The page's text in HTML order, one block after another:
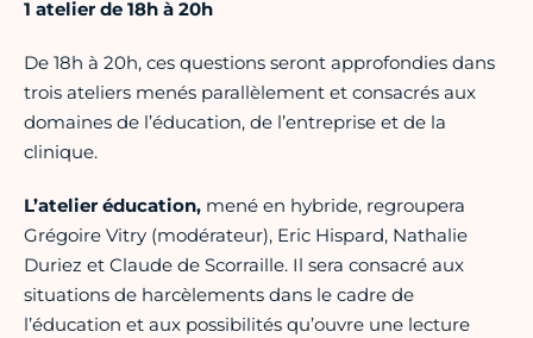
1 atelier de 18h à 20h
De 18h à 20h, ces questions seront approfondies dans
trois ateliers menés parallèlement et consacrés aux
domaines de l’éducation, de l’entreprise et de la
clinique.
L’atelier éducation, mené en hybride, regroupera
Grégoire Vitry (modérateur), Eric Hispard, Nathalie
Duriez et Claude de Scorraille. Il sera consacré aux
situations de harcèlements dans le cadre de
l’éducation et aux possibilités qu’ouvre une lecture